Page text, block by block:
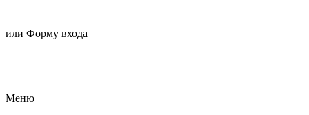
или Форму входа
Меню